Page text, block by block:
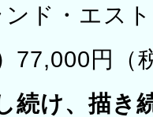
ド・エス
77,000円（
続け、描き